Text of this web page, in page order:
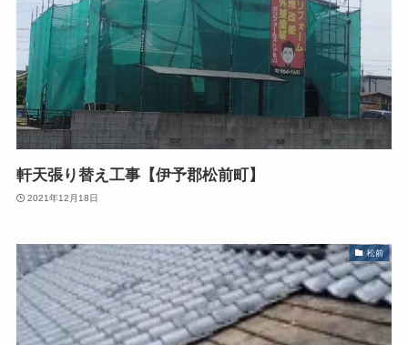
軒天張り替え工事【伊予郡松前町】
2021年12月18日
松前